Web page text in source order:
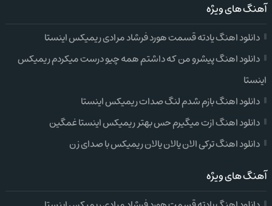
آهنگ های ویژه
دانلود اهنگ یادته قسمت هورد فرشاد مرادی ریمیکس اینستا
دانلود اهنگ پیشرو من که داشتم همه چیو درست میکردم ریمیکس
اینستا
دانلود اهنگ بازم شدم لنگ صدات ریمیکس اینستا
دانلود اهنگ ازت میگیرم حس بهتر ریمیکس اینستا غمگین
دانلود اهنگ ترکی الان یالان یالان ریمیکس با صدای زن
آهنگ های ویژه